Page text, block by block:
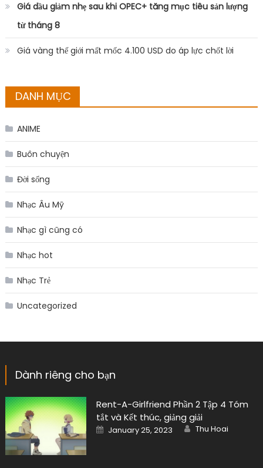
Giá dầu giảm nhẹ sau khi OPEC+ tăng mục tiêu sản lượng
từ tháng 8
Giá vàng thế giới mất mốc 4.100 USD do áp lực chốt lời
DANH MỤC
ANIME
Buôn chuyện
Đời sống
Nhạc Âu Mỹ
Nhạc gì cũng có
Nhạc hot
Nhạc Trẻ
Uncategorized
Dành riêng cho bạn
Rent-A-Girlfriend Phần 2 Tập 4 Tóm
tắt và Kết thúc, giảng giải
Posted
on
January 25, 2023 Author
Thu Hoai